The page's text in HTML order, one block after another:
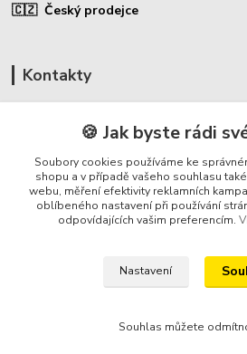
🇨🇿 Český prodejce
Kontakty
🛡️ Zákaznická podpora
📞 728 007 997
⏰ Po-Pá - 7:00 - 13:30
info@repulse.cz
REPULSE s.r.o. | www.uhliky.eu |
🍪 Jak byste rádi
Soubory cookies používáme ke
shopu a v případě vašeho souhlasu
webu, měření efektivity reklamních
oblíbeného nastavení při používání
odpovídajících vašim preferencím.
Nastavení
Souhlas můžete